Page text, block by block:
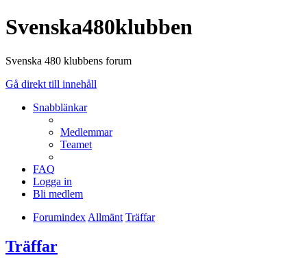
Svenska480klubben
Svenska 480 klubbens forum
Gå direkt till innehåll
Snabblänkar
Medlemmar
Teamet
FAQ
Logga in
Bli medlem
Forumindex Allmänt Träffar
Träffar